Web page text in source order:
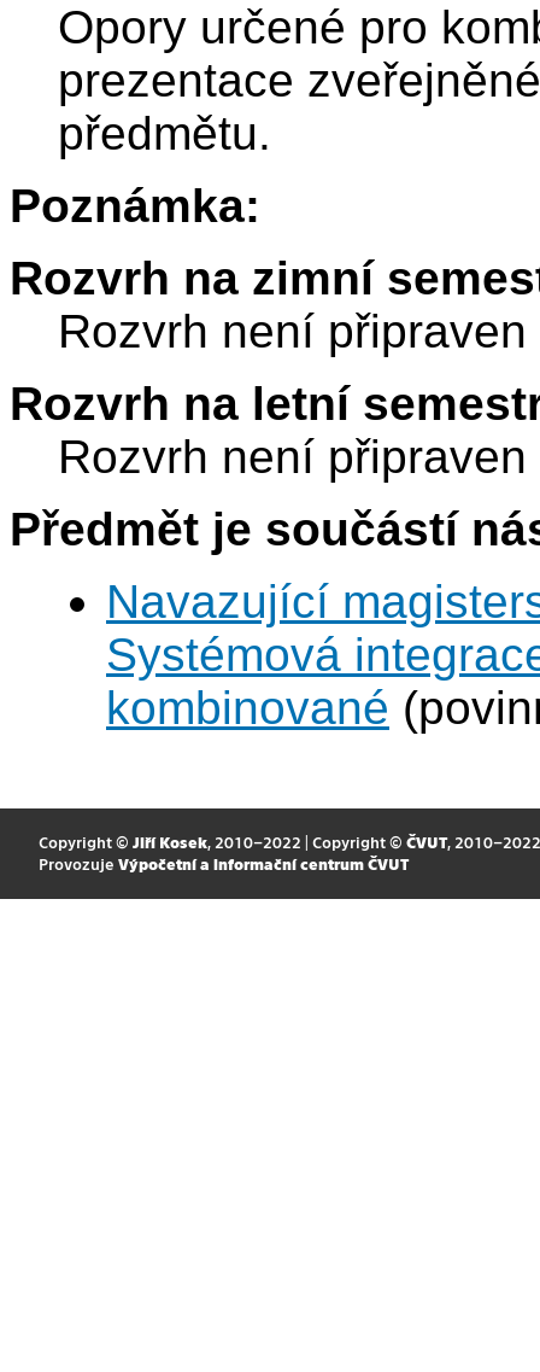
Opory určené pro
prezentace
předmětu.
Poznámka:
Rozvrh na zimní
Rozvrh není připraven
Rozvrh na letní
Rozvrh není připraven
Předmět je součástí
Navazující
Systémová
kombinované
Copyright © Jiří Kosek, 2010–2022 | Copyright © ČVUT, 2010–2022
Provozuje Výpočetní a informační centrum ČVUT